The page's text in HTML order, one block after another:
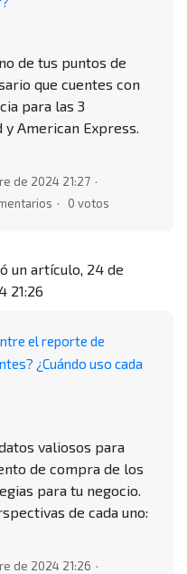
de tus puntos de
que cuentes con
para las 3
y American Express.
de 2024 21:27
0 votos
un artículo, 24 de
21:26
el reporte de
¿Cuándo uso cada
valiosos para
de compra de los
para tu negocio.
de cada uno:
de 2024 21:26